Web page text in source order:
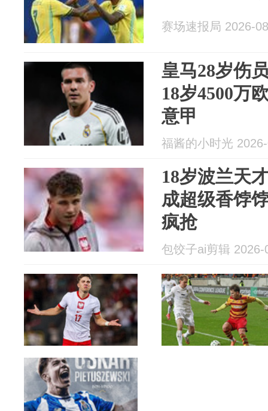
赛场速报局 2026-
皇马28岁伤
18岁4500万
意甲
福酱的小时光
18岁波兰天
成超级香饽
疯抢
包饺子ai剪辑 2026-